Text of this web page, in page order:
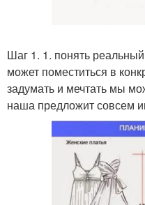
Шаг 1. 1. понять
может поместиться в
задумать и мечтать мы
наша предложит совсем